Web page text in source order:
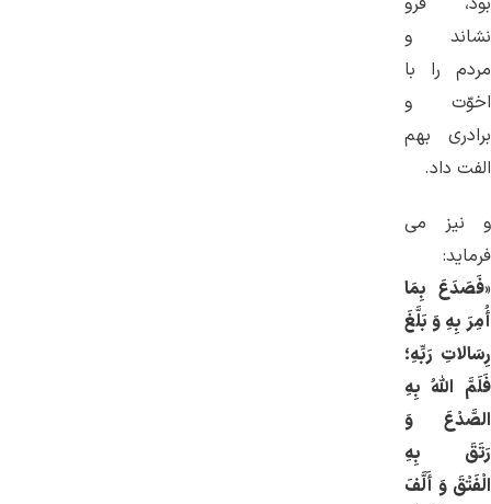
نشاند و
مردم را با
اخوّت و
برادری بهم
الفت داد.
و نیز می
فرماید:
«فَصَدَعَ بِمَا
أُمِرَ بِهِ وَ بَلَّغَ
رِسَالاتِ رَبِّهِ؛
فَلَمَّ اللَّهُ بِهِ
الصَّدْعَ وَ
رَتَقَ بِهِ
الْفَتْقَ وَ أَلَّفَ